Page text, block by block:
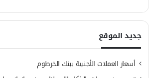
جديد الموقع
أسعار العملات الأجنبية ببنك الخرطوم